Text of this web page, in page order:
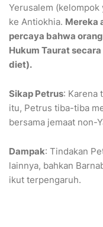
Yerusalem (kelompok
ke Antiokhia. Mereka
percaya bahwa
Hukum Taurat
diet).
Sikap Petrus: Karena
itu, Petrus tiba-tiba
bersama jemaat non-
Dampak: Tindakan
lainnya, bahkan
ikut terpengaruh.